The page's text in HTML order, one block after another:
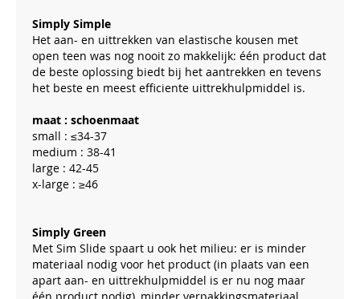
Simply Simple
Het aan- en uittrekken van elastische kousen met
open teen was nog nooit zo makkelijk: één product dat
de beste oplossing biedt bij het aantrekken en tevens
het beste en meest efficiente uittrekhulpmiddel is.
maat : schoenmaat
small : ≤34-37
medium : 38-41
large : 42-45
x-large : ≥46
Simply Green
Met Sim Slide spaart u ook het milieu: er is minder
materiaal nodig voor het product (in plaats van een
apart aan- en uittrekhulpmiddel is er nu nog maar